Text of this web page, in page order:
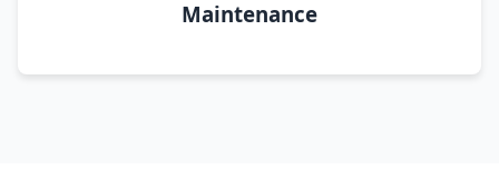
Maintenance